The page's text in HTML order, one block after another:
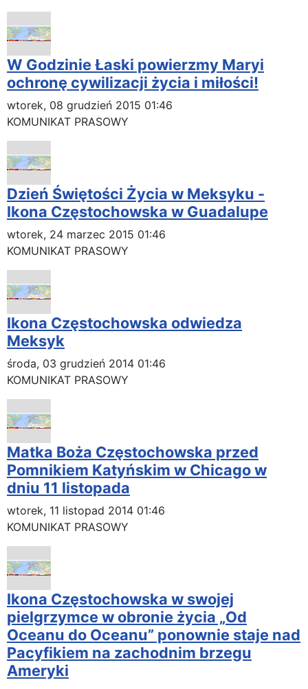
W Godzinie Łaski powierzmy Maryi
ochronę cywilizacji życia i miłości!
wtorek, 08 grudzień 2015 01:46
KOMUNIKAT PRASOWY
Dzień Świętości Życia w Meksyku -
Ikona Częstochowska w Guadalupe
wtorek, 24 marzec 2015 01:46
KOMUNIKAT PRASOWY
Ikona Częstochowska odwiedza
Meksyk
środa, 03 grudzień 2014 01:46
KOMUNIKAT PRASOWY
Matka Boża Częstochowska przed
Pomnikiem Katyńskim w Chicago w
dniu 11 listopada
wtorek, 11 listopad 2014 01:46
KOMUNIKAT PRASOWY
Ikona Częstochowska w swojej
pielgrzymce w obronie życia „Od
Oceanu do Oceanu” ponownie staje nad
Pacyfikiem na zachodnim brzegu
Ameryki